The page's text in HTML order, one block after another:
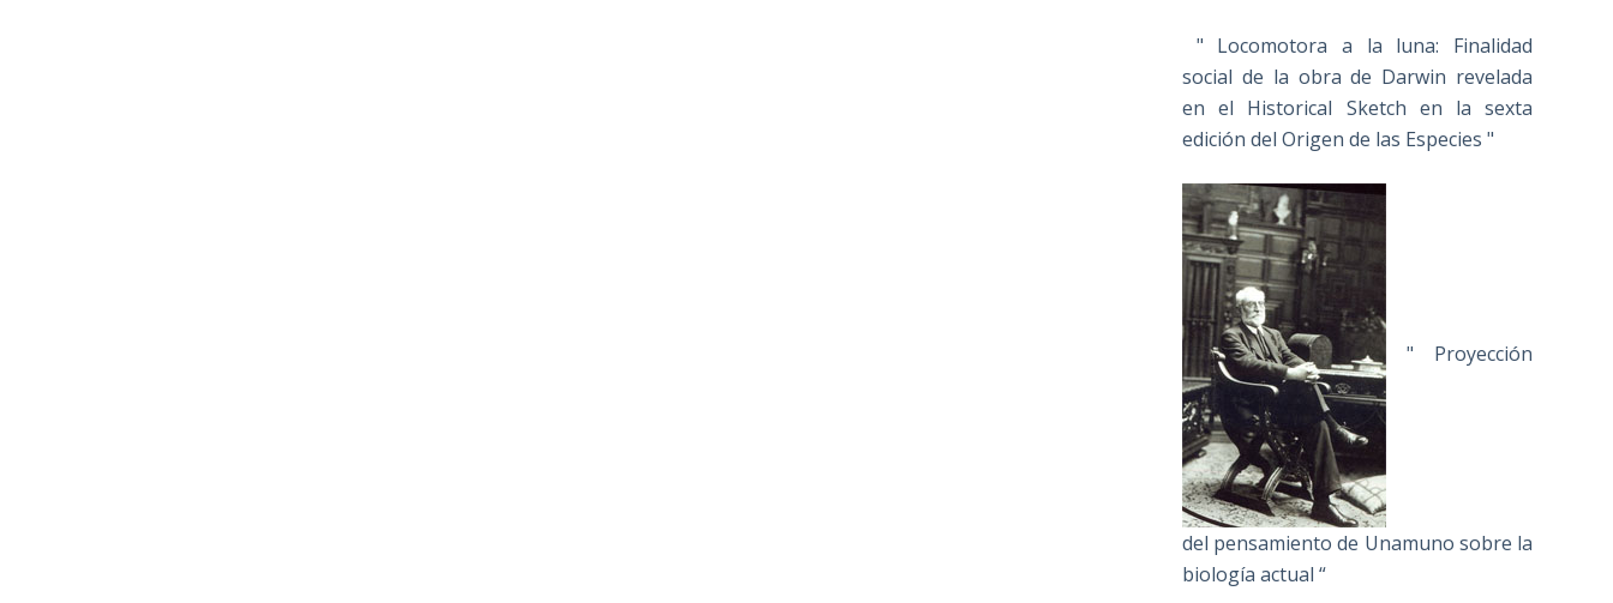
" Locomotora a la luna: Finalidad
social de la obra de Darwin revelada
en el Historical Sketch en la sexta
edición del Origen de las Especies "
" Proyección
del pensamiento de Unamuno sobre la
biología actual “